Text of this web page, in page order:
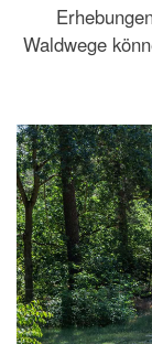
Waldwege